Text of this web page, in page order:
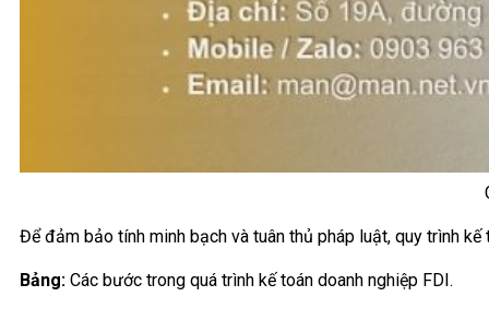
Để đảm bảo tính minh bạch và tuân thủ pháp luật, quy trình
Bảng: Các bước trong quá trình kế toán doanh nghiệp FDI.